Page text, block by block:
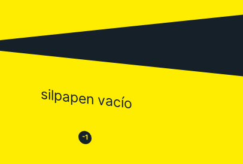
silpapen vacío
😒 -1 😂